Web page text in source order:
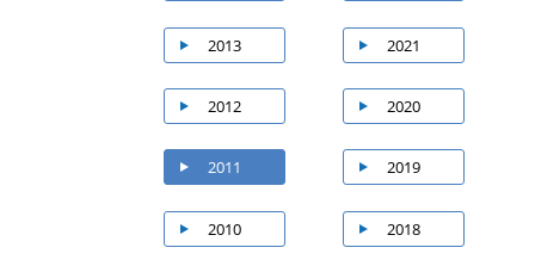
2021
2020
2019
2018
2013
2012
2011
2010